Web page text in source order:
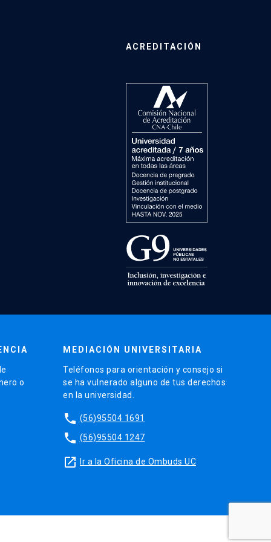
ACREDITACIÓN
o
MEDIACIÓN UNIVERSITARIA
Teléfonos para orientación y consejo si
se ha vulnerado alguno de tus derechos
en la universidad.
phone (56)95504 1691
phone (56)95504 1247
launch Ir a la Oficina de Ombuds UC